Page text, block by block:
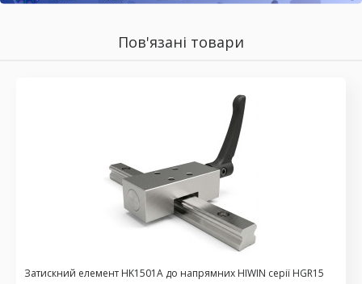
Пов'язані товари
Затискний елемент HK1501A до напрямних HIWIN серії HGR15